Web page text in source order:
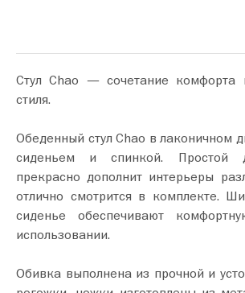
Стул Chao — сочетание комфорта
стиля.
Обеденный стул Chao в лаконичном
сиденьем и спинкой. Простой
прекрасно дополнит интерьеры
отлично смотрится в комплекте.
сиденье обеспечивают
использовании.
Обивка выполнена из прочной и